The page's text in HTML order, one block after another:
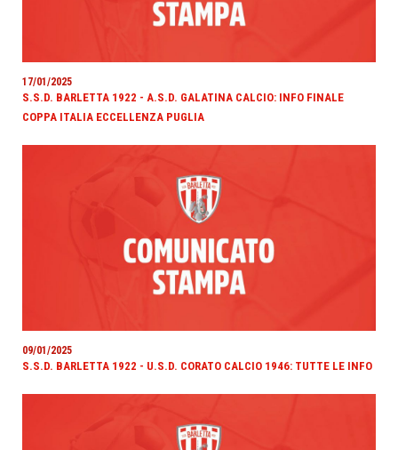
17/01/2025
S.S.D. BARLETTA 1922 - A.S.D. GALATINA CALCIO: INFO FINALE
COPPA ITALIA ECCELLENZA PUGLIA
09/01/2025
S.S.D. BARLETTA 1922 - U.S.D. CORATO CALCIO 1946: TUTTE LE INFO